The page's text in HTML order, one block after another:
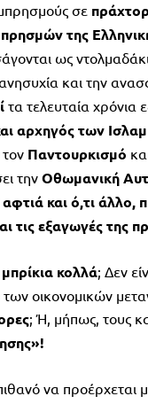
σε
της
ως
και την
τα τελευταία χρόνια
αρχηγός των
Παντουρκισμό
την Οθωμανική
και ό,τι άλλο,
τις εξαγωγές της
μπρίκια κολλά; Δεν
των οικονομικών
; Ή, μήπως, τους
να προέρχεται